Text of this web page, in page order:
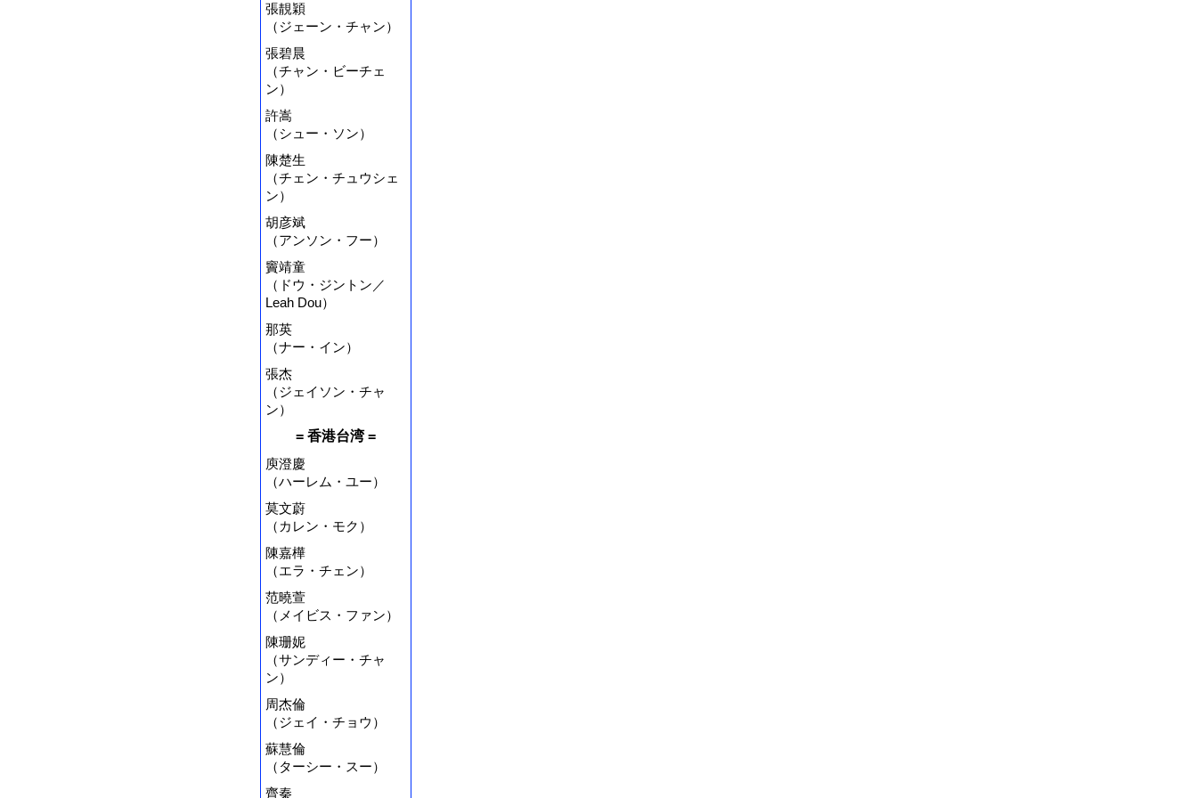
張靚穎
（ジェーン・チャン）
張碧晨
（チャン・ビーチェ
ン）
許嵩
（シュー・ソン）
陳楚生
（チェン・チュウシェ
ン）
胡彦斌
（アンソン・フー）
竇靖童
（ドウ・ジントン／
Leah Dou）
那英
（ナー・イン）
張杰
（ジェイソン・チャ
ン）
= 香港台湾 =
庾澄慶
（ハーレム・ユー）
莫文蔚
（カレン・モク）
陳嘉樺
（エラ・チェン）
范曉萱
（メイビス・ファン）
陳珊妮
（サンディー・チャ
ン）
周杰倫
（ジェイ・チョウ）
蘇慧倫
（ターシー・スー）
齊秦